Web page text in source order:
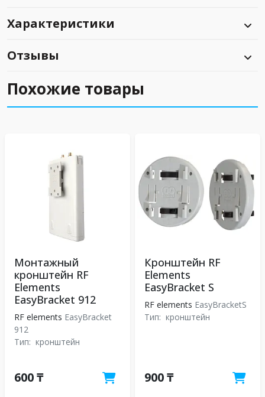
Характеристики
Отзывы
Похожие товары
Монтажный
кронштейн RF
Elements
EasyBracket 912
RF elements EasyBracket
912
Тип: кронштейн
600 ₸
Кронштейн RF
Elements
EasyBracket S
RF elements EasyBracketS
Тип: кронштейн
900 ₸